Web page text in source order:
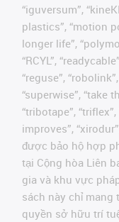
“iguversum”,
plastics”, “motion
longer life”,
“RCYL”,
“reguse”,
“superwise”, “take
“tribotape”,
improves”,
được bảo hộ hợp
tại Cộng hòa Liên
gia và khu vực
sách này chỉ mang
quyền sở hữu trí